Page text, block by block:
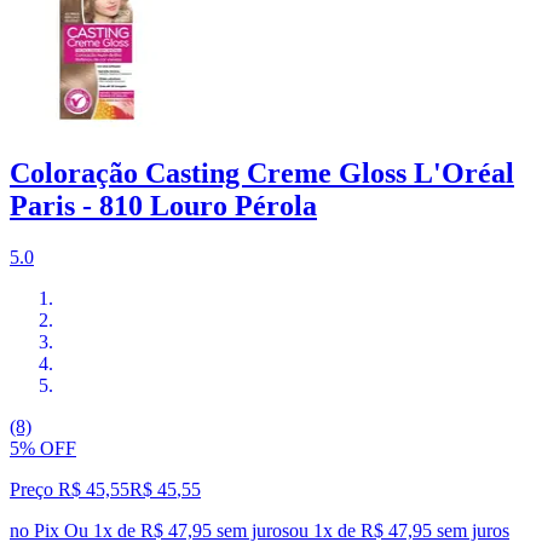
Coloração Casting Creme Gloss L'Oréal
Paris - 810 Louro Pérola
5.0
(8)
5% OFF
Preço R$ 45,55R$ 45,55
no Pix Ou 1x de R$ 47,95 sem jurosou 1x de R$ 47,95 sem juros